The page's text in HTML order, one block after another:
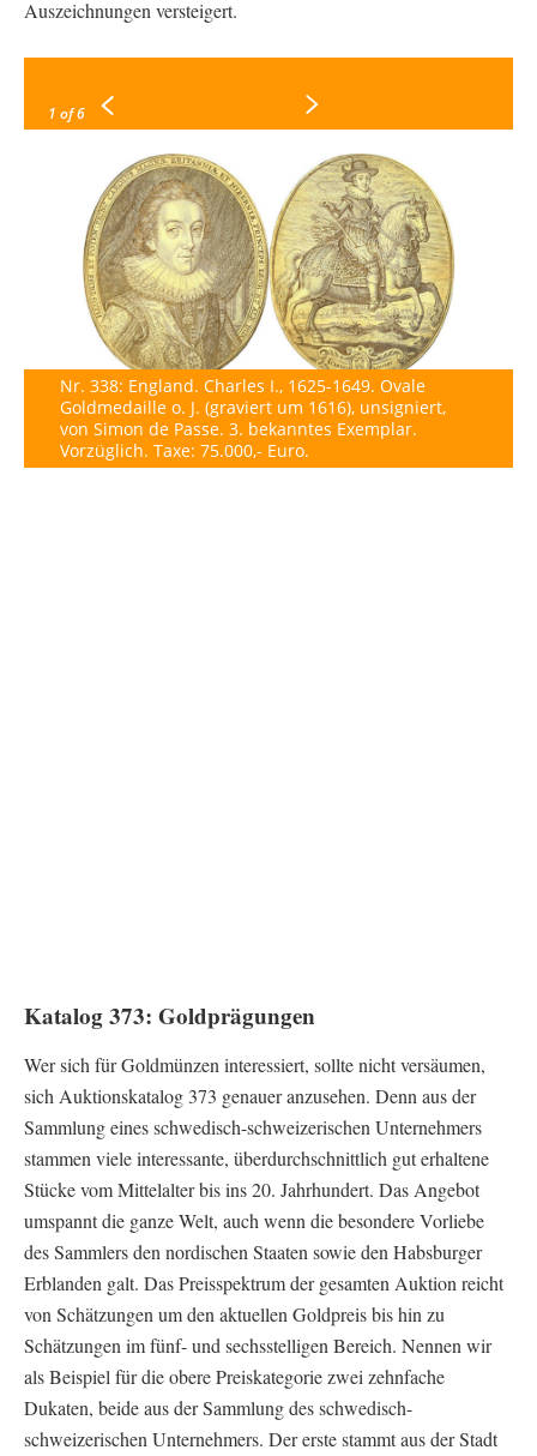
Auszeichnungen versteigert.
1 of 6
Nr. 338: England. Charles I., 1625-1649. Ovale
Goldmedaille o. J. (graviert um 1616), unsigniert,
von Simon de Passe. 3. bekanntes Exemplar.
Vorzüglich. Taxe: 75.000,- Euro.
Katalog 373: Goldprägungen
Wer sich für Goldmünzen interessiert, sollte nicht versäumen,
sich Auktionskatalog 373 genauer anzusehen. Denn aus der
Sammlung eines schwedisch-schweizerischen Unternehmers
stammen viele interessante, überdurchschnittlich gut erhaltene
Stücke vom Mittelalter bis ins 20. Jahrhundert. Das Angebot
umspannt die ganze Welt, auch wenn die besondere Vorliebe
des Sammlers den nordischen Staaten sowie den Habsburger
Erblanden galt. Das Preisspektrum der gesamten Auktion reicht
von Schätzungen um den aktuellen Goldpreis bis hin zu
Schätzungen im fünf- und sechsstelligen Bereich. Nennen wir
als Beispiel für die obere Preiskategorie zwei zehnfache
Dukaten, beide aus der Sammlung des schwedisch-
schweizerischen Unternehmers. Der erste stammt aus der Stadt